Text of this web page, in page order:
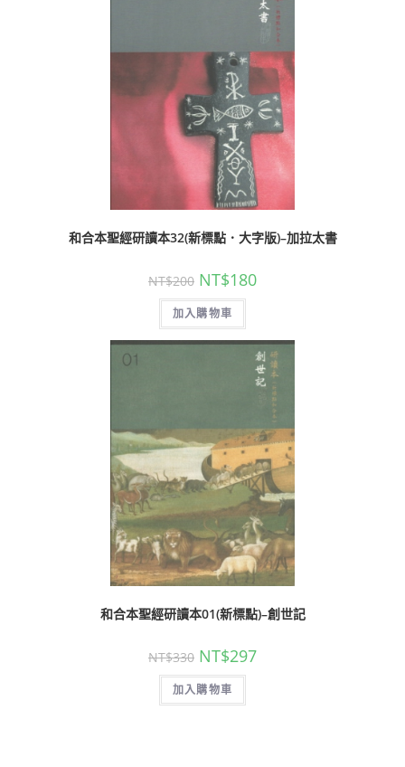
和合本聖經研讀本32(新標點．大字版)–加拉太書
NT$200 NT$180
加入購物車
和合本聖經研讀本01(新標點)–創世記
NT$330 NT$297
加入購物車